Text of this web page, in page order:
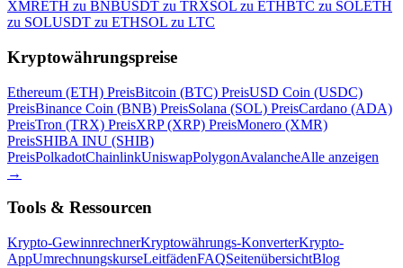
XMRETH zu BNBUSDT zu TRXSOL zu ETHBTC zu SOLETH
zu SOLUSDT zu ETHSOL zu LTC
Kryptowährungspreise
Ethereum (ETH) PreisBitcoin (BTC) PreisUSD Coin (USDC)
PreisBinance Coin (BNB) PreisSolana (SOL) PreisCardano (ADA)
PreisTron (TRX) PreisXRP (XRP) PreisMonero (XMR)
PreisSHIBA INU (SHIB)
PreisPolkadotChainlinkUniswapPolygonAvalancheAlle anzeigen
→
Tools & Ressourcen
Krypto-GewinnrechnerKryptowährungs-KonverterKrypto-
AppUmrechnungskurseLeitfädenFAQSeitenübersichtBlog